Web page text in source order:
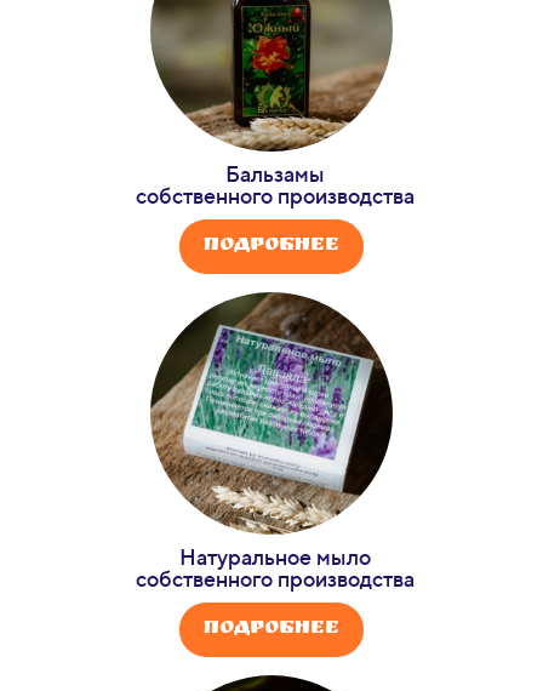
Бальзамы
собственного производства
Подробнее
Натуральное мыло
собственного производства
Подробнее